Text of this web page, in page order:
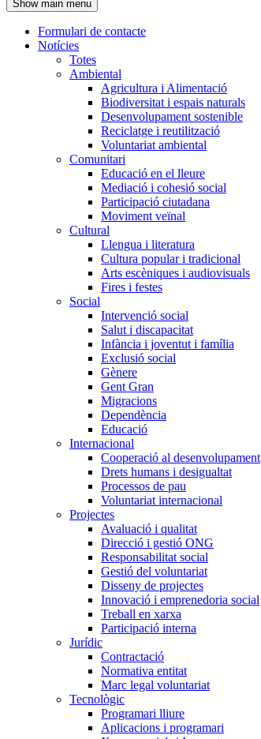
l'encapçalament
Show main menu
Navegació
principal
Formulari de contacte
Notícies
Totes
Ambiental
Agricultura i Alimentació
Biodiversitat i espais naturals
Desenvolupament sostenible
Reciclatge i reutilització
Voluntariat ambiental
Comunitari
Educació en el lleure
Mediació i cohesió social
Participació ciutadana
Moviment veïnal
Cultural
Llengua i literatura
Cultura popular i tradicional
Arts escèniques i audiovisuals
Fires i festes
Social
Intervenció social
Salut i discapacitat
Infància i joventut i família
Exclusió social
Gènere
Gent Gran
Migracions
Dependència
Educació
Internacional
Cooperació al desenvolupament
Drets humans i desigualtat
Processos de pau
Voluntariat internacional
Projectes
Avaluació i qualitat
Direcció i gestió ONG
Responsabilitat social
Gestió del voluntariat
Disseny de projectes
Innovació i emprenedoria social
Treball en xarxa
Participació interna
Jurídic
Contractació
Normativa entitat
Marc legal voluntariat
Tecnològic
Programari lliure
Aplicacions i programari